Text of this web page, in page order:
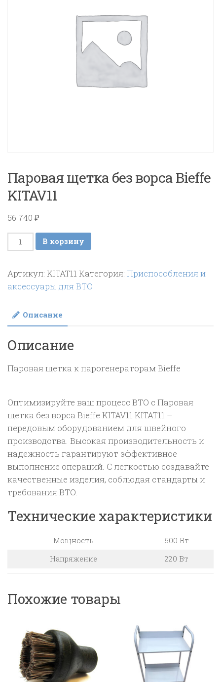
Паровая щетка без ворса Bieffe
KITAV11
56 740 ₽
Количество
товара
щетка
без
Bieffe
KITAV11
В корзину
Артикул: KITAT11 Категория: Приспособления и
аксессуары для ВТО
Описание
Описание
Паровая щетка к парогенераторам Bieffe
Оптимизируйте ваш процесс ВТО с Паровая
щетка без ворса Bieffe KITAV11 KITAT11 –
передовым оборудованием для швейного
производства. Высокая производительность и
надежность гарантируют эффективное
выполнение операций. С легкостью создавайте
качественные изделия, соблюдая стандарты и
требования ВТО.
Технические характеристики
Мощность
500 Вт
Напряжение
220 Вт
Похожие товары